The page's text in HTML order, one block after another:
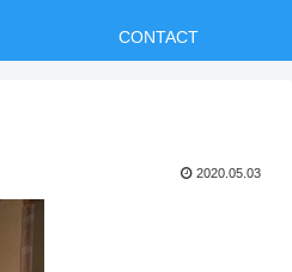
CONTACT
2020.05.03